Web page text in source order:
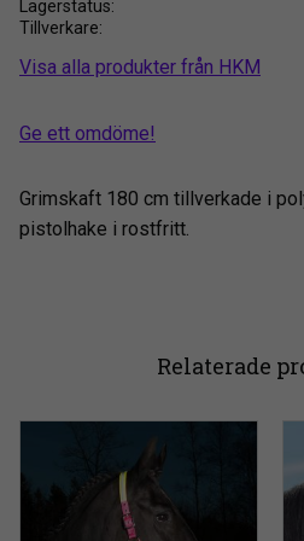
Lagerstatus
Tillverkare
Visa alla produkter från HKM
Ge ett omdöme!
Grimskaft 180 cm tillverkade i
pistolhake i rostfritt.
Relaterade